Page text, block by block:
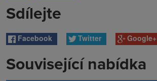
Sdílejte
Facebook Twitter Google+
Související nabídka